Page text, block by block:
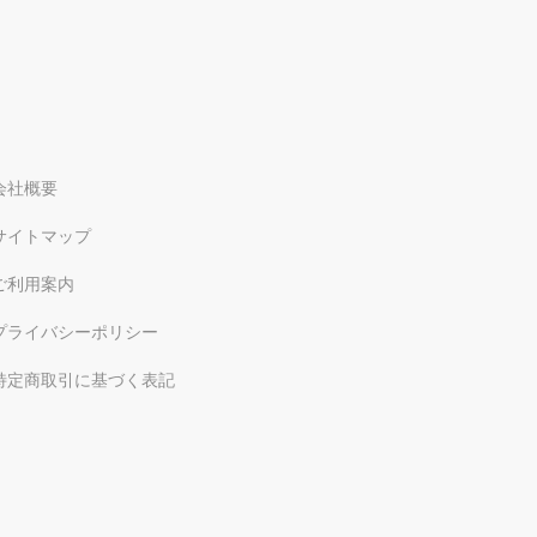
社概要
イトマップ
利用案内
ライバシーポリシー
定商取引に基づく表記